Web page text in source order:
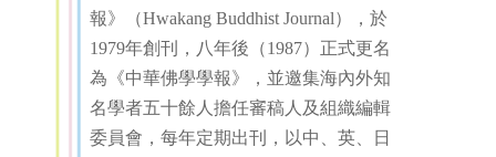
報》（Hwakang Buddhist Journal），於
1979年創刊，八年後（1987）正式更名
為《中華佛學學報》，並邀集海內外知
名學者五十餘人擔任審稿人及組織編輯
委員會，每年定期出刊，以中、英、日